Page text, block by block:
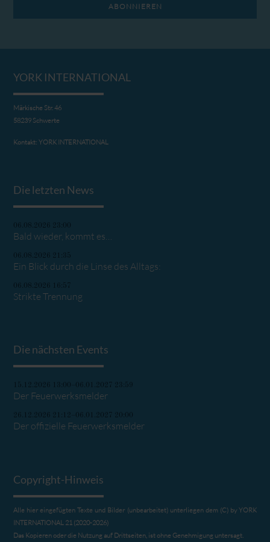
ABONNIEREN
YORK INTERNATIONAL
Märkische Str. 46
58239 Schwerte
Kontakt:YORK INTERNATIONAL
Die letzten News
06.08.2026 23:00
Bald wieder, kommt es…
06.08.2026 21:35
Ein Blick durch die Linse des Alltags:
06.08.2026 16:57
Strikte Trennung
Die nächsten Events
15.12.2026 13:00–06.01.2027 23:59
Der Feuerwerksmelder
26.12.2026 21:12–06.01.2027 20:00
Der offizielle Feuerwerksmelder
Copyright-Hinweis
Alle hier eingefügten Texte und Bilder (unbearbeitet) unterliegen dem (C) by YORK
INTERNATIONAL 21 (2020-2026)
Das Kopieren oder die Nutzung auf Drittseiten, ist ohne Genehmigung untersagt.